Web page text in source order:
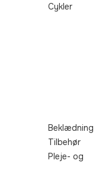
Cykler
Beklædning
Tilbehør
Pleje- og